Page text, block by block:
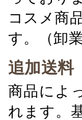
コスメ商
す。（卸
追加送料
商品によ
れます。